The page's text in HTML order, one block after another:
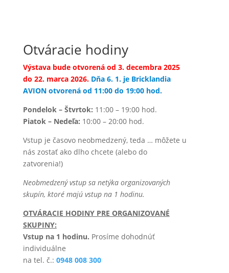
Otváracie hodiny
Výstava bude otvorená od 3. decembra 2025
do 22. marca 2026. Dňa 6. 1. je Bricklandia
AVION otvorená od 11:00 do 19:00 hod.
Pondelok – Štvrtok: 11:00 – 19:00 hod.
Piatok – Nedeľa: 10:00 – 20:00 hod.
Vstup je časovo neobmedzený, teda … môžete u
nás zostať ako dlho chcete (alebo do
zatvorenia!)
Neobmedzený vstup sa netýka organizovaných
skupín, ktoré majú vstup na 1 hodinu.
OTVÁRACIE HODINY PRE ORGANIZOVANÉ
SKUPINY:
Vstup na 1 hodinu. Prosíme dohodnúť
individuálne
na tel. č.: 0948 008 300